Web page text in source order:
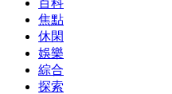
焦點
休閑
娛樂
綜合
探索